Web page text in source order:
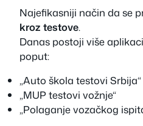
Najefikasniji način da se
kroz testove.
Danas postoji više
poput:
„Auto škola testovi Srbija“
„MUP testovi vožnje“
„Polaganje vozačkog